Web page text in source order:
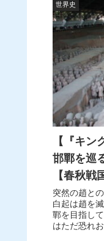
世界史
【『キ
邯鄲を巡
【春秋戦
突然の趙と
白起は趙を
鄲を目指し
はただ恐れ